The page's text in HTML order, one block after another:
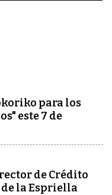
para los
este 7 de
de Crédito
la Espriella